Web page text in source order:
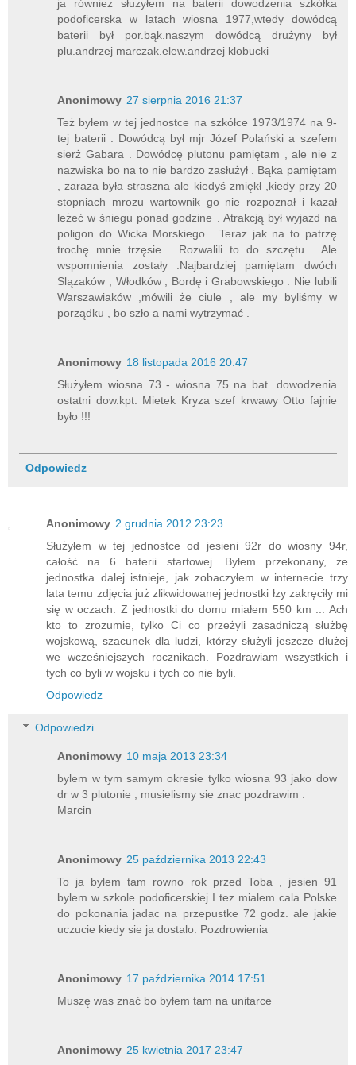
ja również służyłem na baterii dowodzenia szkółka
podoficerska w latach wiosna 1977,wtedy dowódcą
baterii był por.bąk.naszym dowódcą drużyny był
plu.andrzej marczak.elew.andrzej klobucki
Anonimowy 27 sierpnia 2016 21:37
Też byłem w tej jednostce na szkółce 1973/1974 na 9-
tej baterii . Dowódcą był mjr Józef Polański a szefem
sierż Gabara . Dowódcę plutonu pamiętam , ale nie z
nazwiska bo na to nie bardzo zasłużył . Bąka pamiętam
, zaraza była straszna ale kiedyś zmiękł ,kiedy przy 20
stopniach mrozu wartownik go nie rozpoznał i kazał
leżeć w śniegu ponad godzine . Atrakcją był wyjazd na
poligon do Wicka Morskiego . Teraz jak na to patrzę
trochę mnie trzęsie . Rozwalili to do szczętu . Ale
wspomnienia zostały .Najbardziej pamiętam dwóch
Slązaków , Włodków , Bordę i Grabowskiego . Nie lubili
Warszawiaków ,mówili że ciule , ale my byliśmy w
porządku , bo szło a nami wytrzymać .
Anonimowy 18 listopada 2016 20:47
Służyłem wiosna 73 - wiosna 75 na bat. dowodzenia
ostatni dow.kpt. Mietek Kryza szef krwawy Otto fajnie
było !!!
Odpowiedz
Anonimowy 2 grudnia 2012 23:23
Służyłem w tej jednostce od jesieni 92r do wiosny 94r,
całość na 6 baterii startowej. Byłem przekonany, że
jednostka dalej istnieje, jak zobaczyłem w internecie trzy
lata temu zdjęcia już zlikwidowanej jednostki łzy zakręciły mi
się w oczach. Z jednostki do domu miałem 550 km ... Ach
kto to zrozumie, tylko Ci co przeżyli zasadniczą służbę
wojskową, szacunek dla ludzi, którzy służyli jeszcze dłużej
we wcześniejszych rocznikach. Pozdrawiam wszystkich i
tych co byli w wojsku i tych co nie byli.
Odpowiedz
Odpowiedzi
Anonimowy 10 maja 2013 23:34
bylem w tym samym okresie tylko wiosna 93 jako dow
dr w 3 plutonie , musielismy sie znac pozdrawim .
Marcin
Anonimowy 25 października 2013 22:43
To ja bylem tam rowno rok przed Toba , jesien 91
bylem w szkole podoficerskiej I tez mialem cala Polske
do pokonania jadac na przepustke 72 godz. ale jakie
uczucie kiedy sie ja dostalo. Pozdrowienia
Anonimowy 17 października 2014 17:51
Muszę was znać bo byłem tam na unitarce
Anonimowy 25 kwietnia 2017 23:47